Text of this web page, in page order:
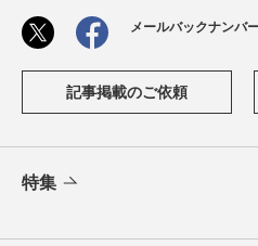
メールバックナンバ
記事掲載のご依頼
特集